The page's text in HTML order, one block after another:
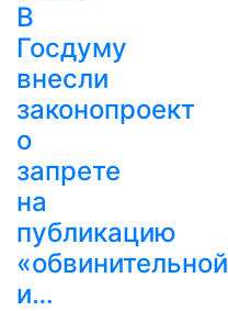
В
Госдуму
внесли
законопроект
о
запрете
на
публикацию
«обвинительной
и…